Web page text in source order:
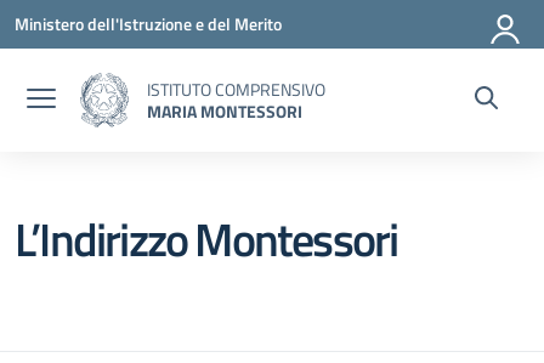
Vai ai contenuti
Vai al menu di navigazione
Vai al footer
Ministero dell'Istruzione e del Merito
ISTITUTO COMPRENSIVO
MARIA MONTESSORI
L’Indirizzo Montessori